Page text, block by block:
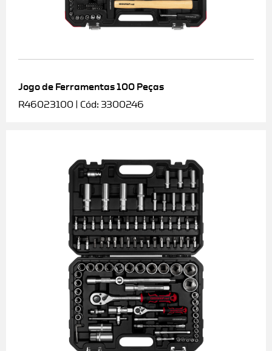
Jogo de Ferramentas 100 Peças
R46023100 | Cód: 3300246